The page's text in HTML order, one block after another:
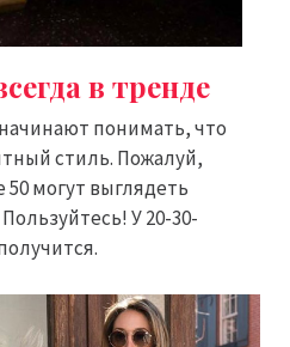
в тренде
понимать, что
стиль. Пожалуй,
могут выглядеть
У 20-30-